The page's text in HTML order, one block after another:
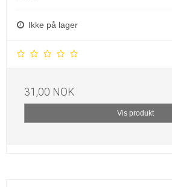
Ikke på lager
31,00 NOK
Vis produkt